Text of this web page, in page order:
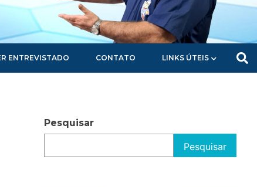
ENTREVISTADO CONTATO LINKS ÚTEIS
Pesquisar
Pesquisar